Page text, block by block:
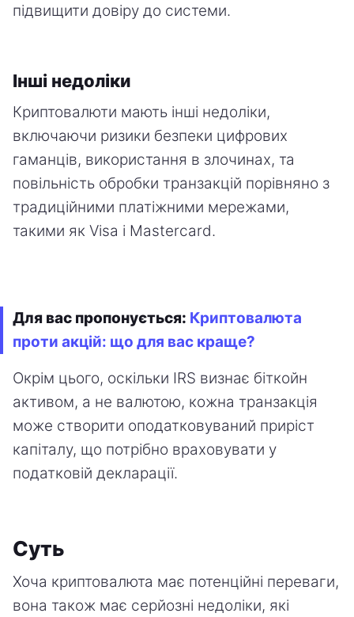
підвищити довіру до системи.
Інші недоліки
Криптовалюти мають інші недоліки,
включаючи ризики безпеки цифрових
гаманців, використання в злочинах, та
повільність обробки транзакцій порівняно з
традиційними платіжними мережами,
такими як Visa і Mastercard.
Для вас пропонується: Криптовалюта
проти акцій: що для вас краще?
Окрім цього, оскільки IRS визнає біткойн
активом, а не валютою, кожна транзакція
може створити оподатковуваний приріст
капіталу, що потрібно враховувати у
податковій декларації.
Суть
Хоча криптовалюта має потенційні переваги,
вона також має серйозні недоліки, які